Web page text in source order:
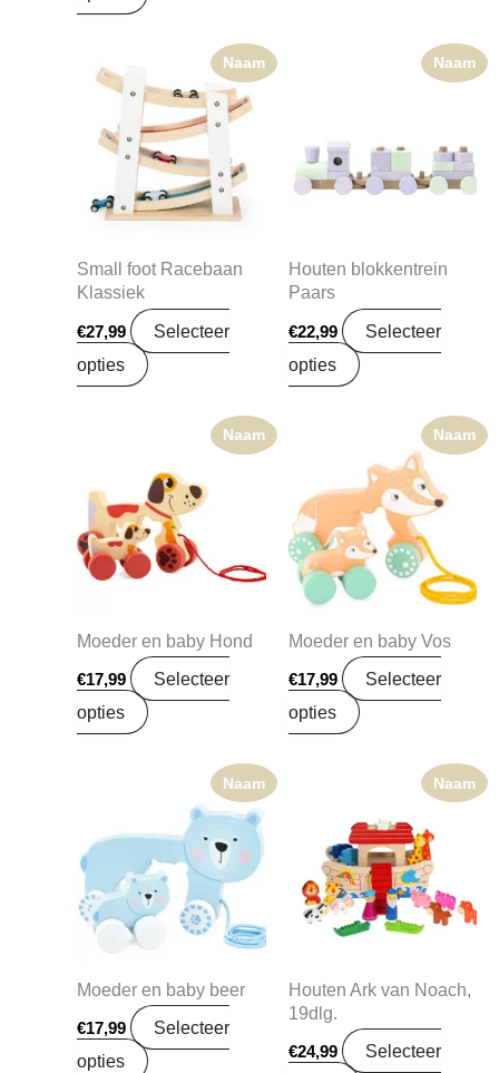
Naam
Small foot Racebaan
Klassiek
€27,99
Selecteer
opties
Naam
Houten blokkentrein
Paars
€22,99
Selecteer
opties
Naam
Moeder en baby Hond
€17,99
Selecteer
opties
Naam
Moeder en baby Vos
€17,99
Selecteer
opties
Naam
Moeder en baby beer
€17,99
Selecteer
opties
Naam
Houten Ark van Noach,
19dlg.
€24,99
Selecteer